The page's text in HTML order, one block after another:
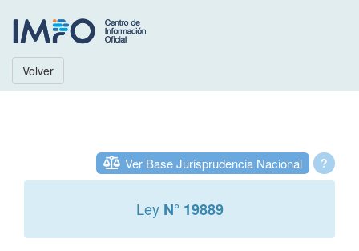
Volver
?
Ver Base Jurisprudencia Nacional
Ley N° 19889